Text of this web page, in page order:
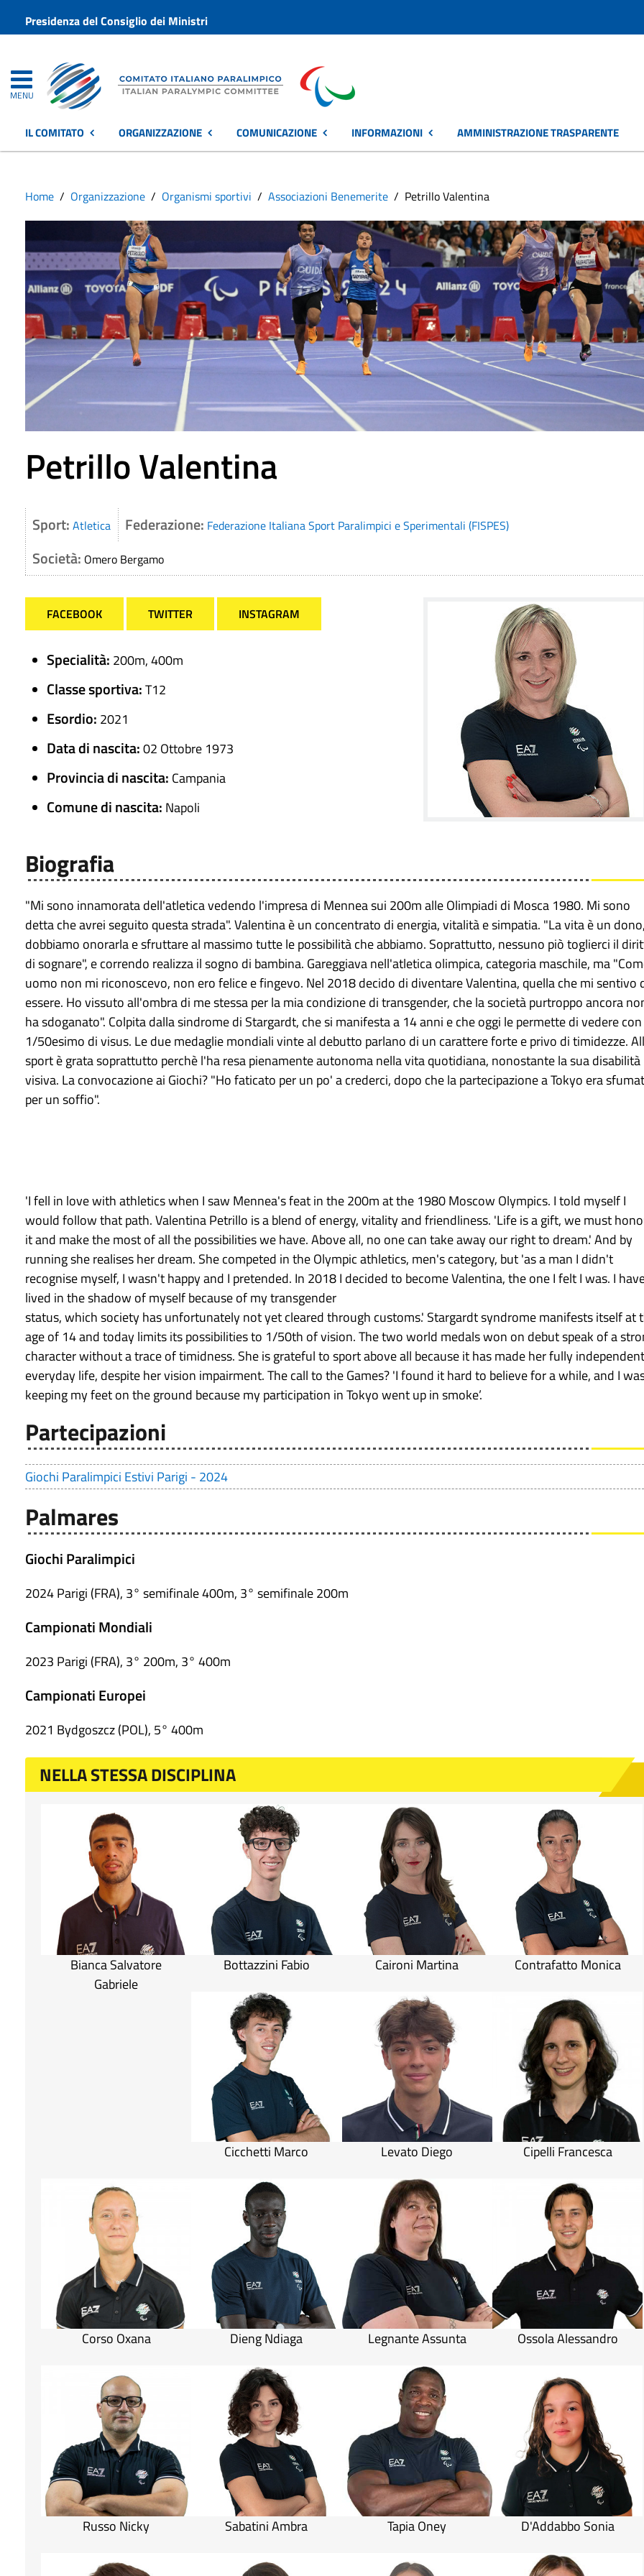
Presidenza del Consiglio dei Ministri
MENU
IL COMITATO ORGANIZZAZIONE COMUNICAZIONE INFORMAZIONI AMMINISTRAZIONE TRASPARENTE
Home Organizzazione Organismi sportivi Associazioni Benemerite Petrillo Valentina
Petrillo Valentina
Sport: Atletica Federazione: Federazione Italiana Sport Paralimpici e Sperimentali (FISPES)
Società: Omero Bergamo
FACEBOOK TWITTER INSTAGRAM
Specialità: 200m, 400m
Classe sportiva:T12
Esordio: 2021
Data di nascita:02 Ottobre 1973
Provincia di nascita: Campania
Comune di nascita: Napoli
Biografia
"Mi sono innamorata dell'atletica vedendo l'impresa di Mennea sui 200m alle Olimpiadi di Mosca 1980. Mi sono
detta che avrei seguito questa strada". Valentina è un concentrato di energia, vitalità e simpatia. "La vita è un dono,
dobbiamo onorarla e sfruttare al massimo tutte le possibilità che abbiamo. Soprattutto, nessuno piò toglierci il
di sognare", e correndo realizza il sogno di bambina. Gareggiava nell'atletica olimpica, categoria maschile, ma
uomo non mi riconoscevo, non ero felice e fingevo. Nel 2018 decido di diventare Valentina, quella che mi sentivo
essere. Ho vissuto all'ombra di me stessa per la mia condizione di transgender, che la società purtroppo ancora
ha sdoganato". Colpita dalla sindrome di Stargardt, che si manifesta a 14 anni e che oggi le permette di vedere con
1/50esimo di visus. Le due medaglie mondiali vinte al debutto parlano di un carattere forte e privo di timidezze.
sport è grata soprattutto perchè l'ha resa pienamente autonoma nella vita quotidiana, nonostante la sua disabilità
visiva. La convocazione ai Giochi? "Ho faticato per un po' a crederci, dopo che la partecipazione a Tokyo era
per un soffio".
'I fell in love with athletics when I saw Mennea's feat in the 200m at the 1980 Moscow Olympics. I told myself I
would follow that path. Valentina Petrillo is a blend of energy, vitality and friendliness. 'Life is a gift, we must
it and make the most of all the possibilities we have. Above all, no one can take away our right to dream.' And by
running she realises her dream. She competed in the Olympic athletics, men's category, but 'as a man I didn't
recognise myself, I wasn't happy and I pretended. In 2018 I decided to become Valentina, the one I felt I was. I
lived in the shadow of myself because of my transgender
status, which society has unfortunately not yet cleared through customs.' Stargardt syndrome manifests itself at
age of 14 and today limits its possibilities to 1/50th of vision. The two world medals won on debut speak of a
character without a trace of timidness. She is grateful to sport above all because it has made her fully
everyday life, despite her vision impairment. The call to the Games? 'I found it hard to believe for a while, and I
keeping my feet on the ground because my participation in Tokyo went up in smoke’.
Partecipazioni
Giochi Paralimpici Estivi Parigi - 2024
Palmares
Giochi Paralimpici
2024 Parigi (FRA), 3° semifinale 400m, 3° semifinale 200m
Campionati Mondiali
2023 Parigi (FRA), 3° 200m, 3° 400m
Campionati Europei
2021 Bydgoszcz (POL), 5° 400m
NELLA STESSA DISCIPLINA
Bianca Salvatore
Gabriele
Bottazzini Fabio Caironi Martina Contrafatto Monica
Cicchetti Marco Levato Diego Cipelli Francesca
Corso Oxana Dieng Ndiaga Legnante Assunta Ossola Alessandro
Russo Nicky Sabatini Ambra Tapia Oney D'Addabbo Sonia